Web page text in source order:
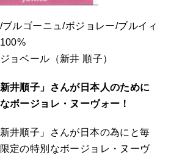
ルゴーニュ/ボジョレー/ブルイィ
ョベール（新井 順子）
井順子」さんが日本人のために
ボージョレ・ヌーヴォー！
井順子」さんが日本の為にと毎
定の特別なボージョレ・ヌーヴ